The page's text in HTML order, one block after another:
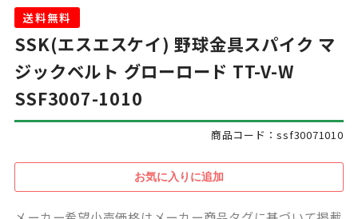
送料無料
SSK(エスエスケイ) 野球金具スパイク マ
ジックベルト グローロード TT-V-W
SSF3007-1010
商品コード：ssf30071010